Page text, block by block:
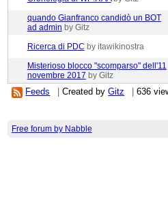
quando Gianfranco candidò un BOT
ad admin by Gitz
Ricerca di PDC by itawikinostra
Misterioso blocco "scomparso" dell'11
novembre 2017 by Gitz
Feeds Created byGitz 636
Free forum by Nabble